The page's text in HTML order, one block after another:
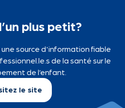
plus petit?
source d'information fiable
de la santé sur le
de l’enfant.
le site